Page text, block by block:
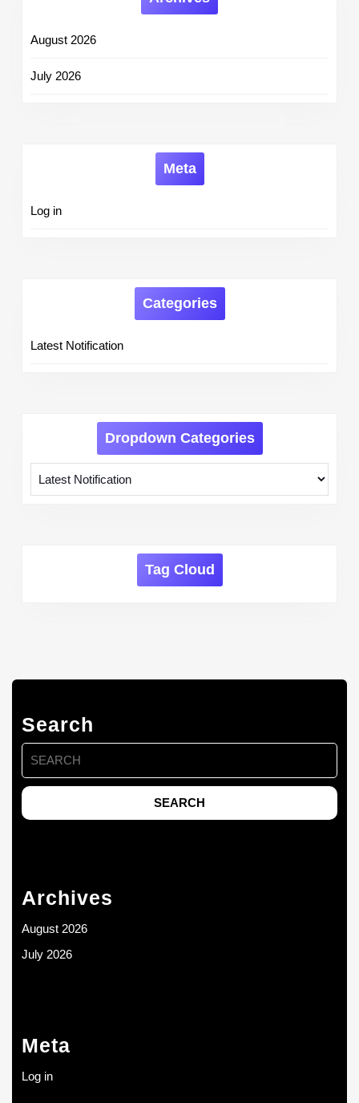
August 2026
July 2026
Meta
Log in
Categories
Latest Notification
Dropdown Categories
Tag Cloud
Search
Search
for:
Archives
August 2026
July 2026
Meta
Log in